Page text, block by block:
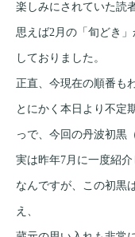
楽しみにされていた読
思えば2月の「旬どき
しておりました。
正直、今現在の順番も
とにかく本日より不定
っで、今回の丹波初黒
実は昨年7月に一度紹介
なんですが、この初黒
え、